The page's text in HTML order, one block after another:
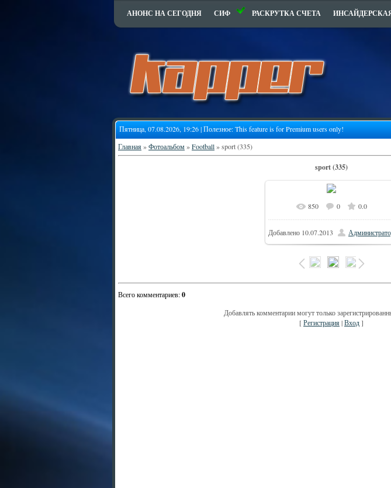
АНОНС НА СЕГОДНЯ СИФ РАСКРУТКА СЧЕТА
Пятница, 07.08.2026, 19:26 | Полезное:This feature is for Premium users only!
Главная»Фотоальбом»Football» sport (335)
sport (335)
850 0 0.0
Добавлено 10.07.2013
Всего комментариев:0
Добавлять комментарии могут только
[Регистрация|Вход]